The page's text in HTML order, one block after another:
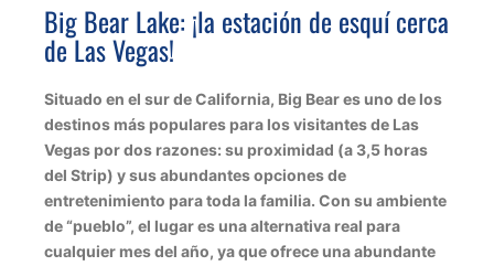
Big Bear Lake: ¡la estación de esquí cerca
de Las Vegas!
Situado en el sur de California, Big Bear es uno de los
destinos más populares para los visitantes de Las
Vegas por dos razones: su proximidad (a 3,5 horas
del Strip) y sus abundantes opciones de
entretenimiento para toda la familia. Con su ambiente
de “pueblo”, el lugar es una alternativa real para
cualquier mes del año, ya que ofrece una abundante